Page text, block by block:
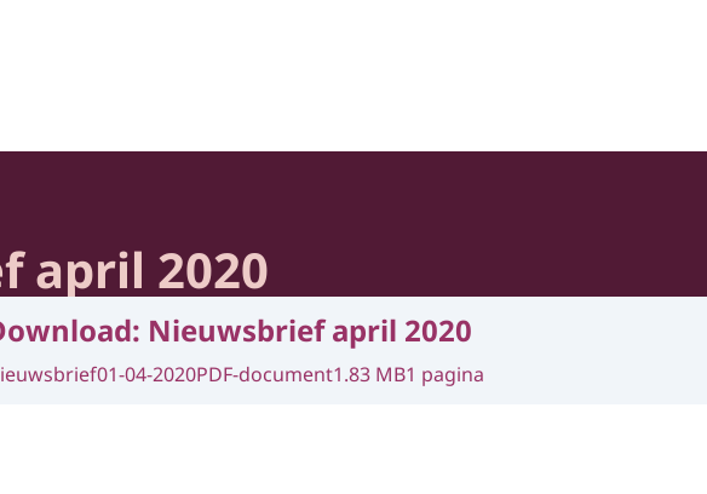
Volksgezondheid en Samenleving
april 2020
Nieuwsbrief april 2020
01-04-2020PDF-document1.83 MB1 pagina